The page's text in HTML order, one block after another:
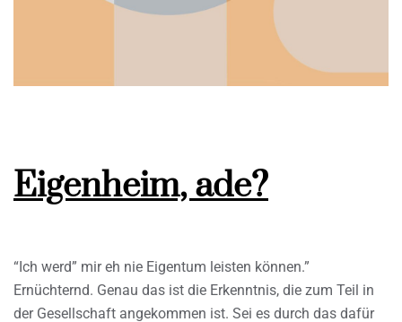
Eigenheim, ade?
“Ich werd” mir eh nie Eigentum leisten können.”
Ernüchternd. Genau das ist die Erkenntnis, die zum Teil in
der Gesellschaft angekommen ist. Sei es durch das dafür